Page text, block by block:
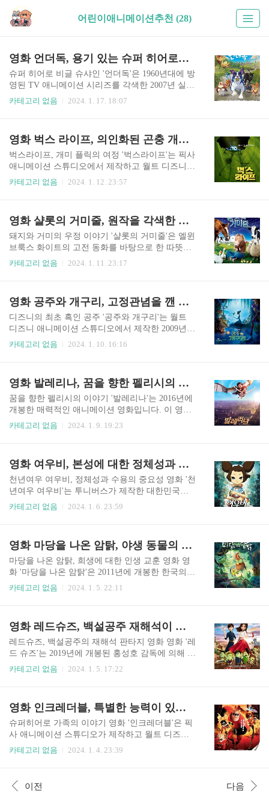
어린이애니메이션추천 (28)
영화 언더독, 용기 있는 슈퍼 히어로의 유머 가득한 가족 영화
슈퍼 히어로 비글 슈샤인 '언더독'은 1960년대에 방
영된 TV 애니메이션 시리즈를 각색한 2007년 실사
영화로, 프레데릭 두 차우가 감독하고 월트 디즈니
능력을 얻게 되는 슈샤인이라는 이름의 비글의 이
야기를 따라갑니다. 댄 웅거라는 이름의 경비원에
게 입양된 슈샤인은 언더독의 슈퍼히어로 역할을
맡습니다. 그의 새로운 슈퍼히어로 역할에서, 언더
독은 코미디언 제이슨 리(Jason Lee)의 목소리로 연
과학자인 악당 사이먼 바시니스터와 맞서면서 이
야기는 깊어집니다. 피터 ..
카테고리 없음 2024. 1. 17. 18:07
영화 벅스 라이프, 의인화된 곤충 개미 플릭의 역경 극복 능력
벅스라이프, 개미 플릭의 여정 '벅스라이프'는 픽사
애니메이션 스튜디오에서 제작하고 월트 디즈니
픽처스에서 개봉한 컴퓨터 애니메이션 코미디 영
봉되었으며 이야기는 의인화된 곤충들의 세계를
배경으로 하여 플릭이라는 이름의 개미의 모험을
따라갑니다. 플릭은 창의적이고 야망적인 캐릭터
인데, 그의 최신 발명품이 잘못되어 개미들을 식량
으로 강탈하는 억압적인 집단인 메뚜기들에게 제
니다. 이를 수정하기 위한 시도로 플릭은 메뚜기로
부터 식민지를 방어하기 위해 '전사 벌레'를 찾기 ..
카테고리 없음 2024. 1. 12. 23:57
영화 샬롯의 거미줄, 원작을 각색한 돼지와 거미의 우정과 희생
돼지와 거미의 우정 이야기 '샬롯의 거미줄'은 엘윈
브룩스 화이트의 고전 동화를 바탕으로 한 따뜻한
애니메이션 영화입니다. 1973년에 개봉되었다가 2
기는 윌버가 농장에서 태어났지만 너무 작기 때문
에 도살될 위험에 처하면서 시작됩니다. 친절하고
동정심이 많은 어린 소녀인 펀 애러블은 윌버의 목
숨을 살려달라고 아버지를 설득하고, 그녀는 돼지
를 돌보는 책임을 떠맡습니다. 윌버는 자라면서 샬
가 자신이 정육점에 팔려가는 운명을 알게 되자 샬
롯은 윌버를 구하기 위한 계획을 세웁..
카테고리 없음 2024. 1. 11. 23:17
영화 공주와 개구리, 고정관념을 깬 디즈니 최초 흑인 공주의 독립 도전
디즈니의 최초 흑인 공주 '공주와 개구리'는 월트
디즈니 애니메이션 스튜디오에서 제작한 2009년
애니메이션 영화입니다. 이 영화는 컴퓨터로 만든
를 재즈 음악적 배경과 결합합니다. 이야기는 자신
의 레스토랑을 여는 꿈을 가진 근면한 웨이트리스
티아나와 사악한 주술사에 의해 개구리로 변한 나
빈 왕자를 따라갑니다. 티아나와 나빈이 길을 건널
때, 그들은 독으로 인해 개구리가 되고, 저주를 풀
을 연주하는 것을 꿈꾸는 악어 루이와 로맨틱한 반
딧불이 레이를 포함한 다양한 캐릭..
카테고리 없음 2024. 1. 10. 16:16
영화 발레리나, 꿈을 향한 펠리시의 인내와 우아한 발레의 묘사
꿈을 향한 펠리시의 이야기 '발레리나'는 2016년에
개봉한 매력적인 애니메이션 영화입니다. 이 영화
는 발레리나의 꿈을 가진 어린 고아 소녀 펠리시의
아원을 탈출합니다. 유명한 파리 오페라 발레단에
입단하기 위한 여정에서 수많은 도전에 직면한 펠
리시의 투지와 투쟁을 보여줍니다. 그녀의 친구 빅
토르와 신비한 멘토 오데트의 도움으로 펠리시는
혹독한 훈련을 받고, 좌절을 극복하고, 헌신과 인내
모든 역경에도 불구하고 자신의 꿈을 쫒는 긍정적
인 메시지로 찬사를 받았습니다..
카테고리 없음 2024. 1. 9. 19:23
영화 여우비, 본성에 대한 정체성과 수용의 이해를 담은 한국 풍속 영화
천년여우 여우비, 정체성과 수용의 중요성 영화 '천
년여우 여우비'는 투니버스가 제작한 대한민국의
애니메이션 텔레비전 시리즈입니다. 2007년에 방
다. 주인공 여우비는 인간과 상호작용하기 위해 어
린 소녀의 모습을 하고 있는 천년 된 여우입니다.
그녀는 한 마을에 들어가 한 학생의 일상을 경험하
며 학교에 입학합니다. 신비로운 여우로서의 그녀
의 진짜 정체를 숨긴 채, 그녀가 인간 사회의 도전
존재로서의 그녀 자신의 본성에 대한 이해에 도전
하는 다양한 캐릭터와 상황들을 마주합니다..
카테고리 없음 2024. 1. 6. 23:59
영화 마당을 나온 암탉, 야생 동물의 생존과 모성애가 담긴 인생 교훈
마당을 나온 암탉, 희생에 대한 인생 교훈 영화 영
화 '마당을 나온 암탉'은 2011년에 개봉한 한국의
애니메이션 영화입니다. 황선미 작가의 소설과 오
하고, 잎싹은 자유를 갈망하고 자신의 알을 부화시
키는 꿈을 꾸습니다. 기회가 생기면, 잎싹은 농장을
탈출하여 야생으로의 여행을 시작합니다. 그 길에,
그녀는 나그네라는 이름의 청둥오리를 포함한 다
양한 동물들을 만나고 생존, 사랑, 그리고 희생에
그리고 야생의 부름이라는 주제를 다루는 방식으
로 두드러집니다. 보편적인 ..
카테고리 없음 2024. 1. 5. 22:11
영화 레드슈즈, 백설공주 재해석이 주는 미의 기준과 내면의 아름다움
레드슈즈, 백설공주의 재해석 판타지 영화 영화 '레
드 슈즈'는 2019년에 개봉된 홍성호 감독에 의해 연
출되고 장무현 감독에 의해 공동 감독된 한국 애니
이라는 이름의 어린 소녀를 중심으로 전개됩니다.
그 이야기는 한스 크리스티안 안데르센의 동화 '백
설공주와 일곱난장이'에서 영감을 받고 이를 각색
하였습니다. 카렌은 그녀의 비범한 춤 능력을 부여
하는 마법의 빨간 발레 슈즈 한 켤레를 발견합니다.
면, 그녀는 춤을 멈출 수 없고, 일련의 모험과 도전
으로 이어집니다. 영화는 야망, 결심, 그리고 억제
카테고리 없음 2024. 1. 5. 17:22
영화 인크레더블, 특별한 능력이 있는 슈퍼히어로 가족의 액션 영화
슈퍼히어로 가족의 이야기 영화 '인크레더블'은 픽
사 애니메이션 스튜디오가 제작하고 월트 디즈니
픽처스가 2004년에 개봉한 인기 있는 애니메이션
부수적인 피해에 대한 대중의 항의로 인해 은퇴해
야 했던 사회에서 비밀리에 살고 있는 슈퍼히어로
카테고리 없음 2024. 1. 4. 23:39
이전 다음